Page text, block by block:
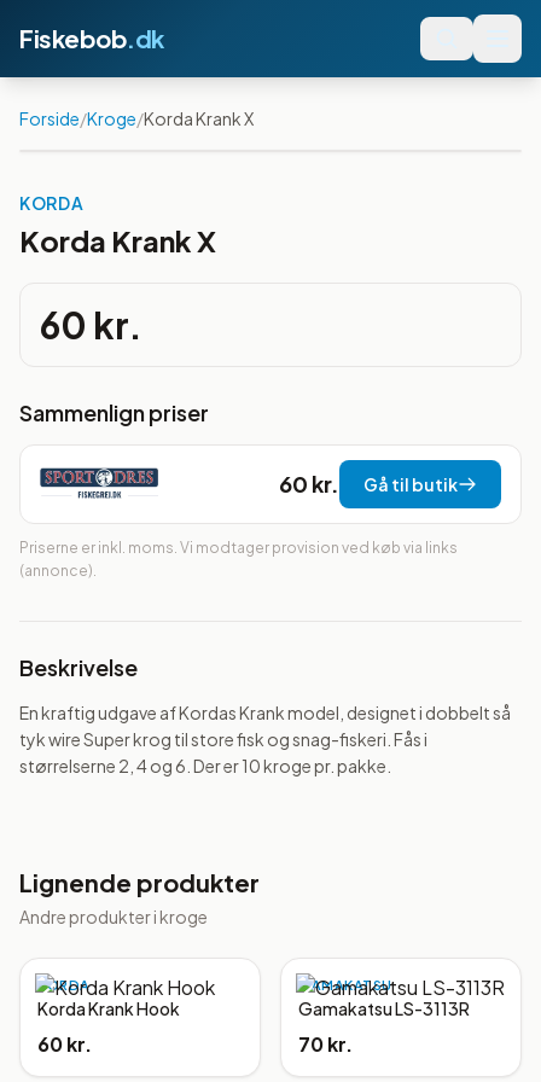
Fiskebob.dk
Forside/Kroge/Korda Krank X
KORDA
Korda Krank X
60 kr.
Sammenlign priser
60 kr. Gå til butik
Priserne er inkl. moms. Vi modtager provision ved køb via links
(annonce).
Beskrivelse
En kraftig udgave af Kordas Krank model, designet i dobbelt så
tyk wire Super krog til store fisk og snag-fiskeri. Fås i
størrelserne 2, 4 og 6. Der er 10 kroge pr. pakke.
Lignende produkter
Andre produkter i kroge
KORDA
Korda Krank Hook
60 kr.
GAMAKATSU
Gamakatsu LS-3113R
70 kr.